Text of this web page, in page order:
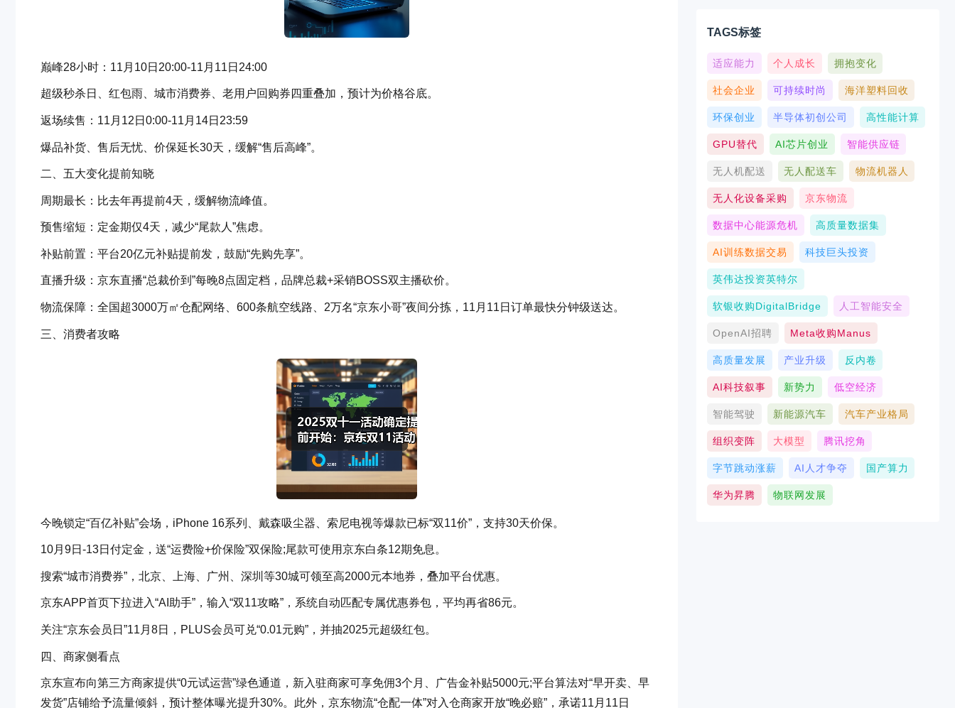
巅峰28小时：11月10日20:00-11月11日24:00
超级秒杀日、红包雨、城市消费券、老用户回购券四重叠加，预计为价格谷底。
返场续售：11月12日0:00-11月14日23:59
爆品补货、售后无忧、价保延长30天，缓解“售后高峰”。
二、五大变化提前知晓
周期最长：比去年再提前4天，缓解物流峰值。
预售缩短：定金期仅4天，减少“尾款人”焦虑。
补贴前置：平台20亿元补贴提前发，鼓励“先购先享”。
直播升级：京东直播“总裁价到”每晚8点固定档，品牌总裁+采销BOSS双主播砍价。
物流保障：全国超3000万㎡仓配网络、600条航空线路、2万名“京东小哥”夜间分拣，11月11日订单最快分钟级送达。
三、消费者攻略
今晚锁定“百亿补贴”会场，iPhone 16系列、戴森吸尘器、索尼电视等爆款已标“双11价”，支持30天价保。
10月9日-13日付定金，送“运费险+价保险”双保险;尾款可使用京东白条12期免息。
搜索“城市消费券”，北京、上海、广州、深圳等30城可领至高2000元本地券，叠加平台优惠。
京东APP首页下拉进入“AI助手”，输入“双11攻略”，系统自动匹配专属优惠券包，平均再省86元。
关注“京东会员日”11月8日，PLUS会员可兑“0.01元购”，并抽2025元超级红包。
四、商家侧看点
京东宣布向第三方商家提供“0元试运营”绿色通道，新入驻商家可享免佣3个月、广告金补贴5000元;平台算法对“早开卖、早
发货”店铺给予流量倾斜，预计整体曝光提升30%。此外，京东物流“仓配一体”对入仓商家开放“晚必赔”，承诺11月11日
TAGS标签
适应能力 个人成长 拥抱变化
社会企业 可持续时尚 海洋塑料回收
环保创业 半导体初创公司 高性能计算
GPU替代 AI芯片创业 智能供应链
无人机配送 无人配送车 物流机器人
无人化设备采购 京东物流
数据中心能源危机 高质量数据集
AI训练数据交易 科技巨头投资
英伟达投资英特尔
软银收购DigitalBridge 人工智能安全
OpenAI招聘 Meta收购Manus
高质量发展 产业升级 反内卷
AI科技叙事 新势力 低空经济
智能驾驶 新能源汽车 汽车产业格局
组织变阵 大模型 腾讯挖角
字节跳动涨薪 AI人才争夺 国产算力
华为昇腾 物联网发展